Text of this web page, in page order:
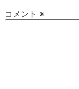
コメント ※